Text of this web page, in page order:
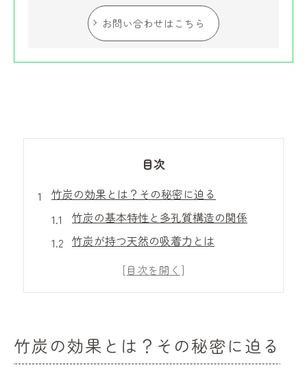
お問い合わせはこちら
目次
竹炭の効果とは？その秘密に迫る
竹炭の基本特性と多孔質構造の関係
竹炭が持つ天然の吸着力とは
竹炭の生成過程が効果に与える影響
竹炭が空気を浄化する理由を解明
竹炭の効果とは？その秘密に迫る